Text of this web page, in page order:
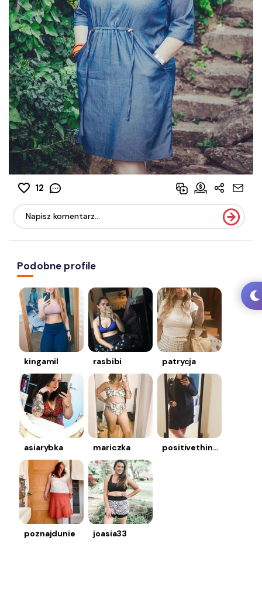
12
Podobne profile
kingamil rasbibi patrycja
asiarybka mariczka positivethinkin
poznajdunie joasia33